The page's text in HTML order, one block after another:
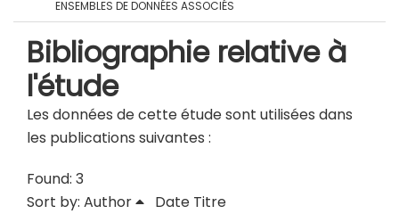
ENSEMBLES DE DONNÉES ASSOCIÉS
Bibliographie relative à
l'étude
Les données de cette étude sont utilisées dans
les publications suivantes :
Found: 3
Sort by: Author Date Titre